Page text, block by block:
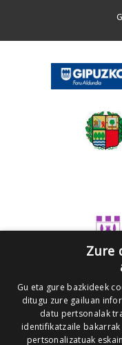
Zure
Gu eta gure bazkideek
ditugu zure gailuan
datu pertsonalak
identifikatzaile
pertsonalizatuak